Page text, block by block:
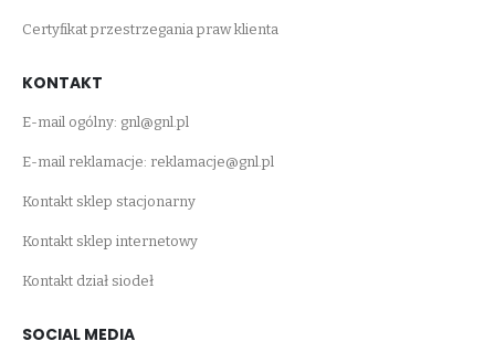
Certyfikat przestrzegania praw klienta
KONTAKT
E-mail ogólny: gnl@gnl.pl
E-mail reklamacje: reklamacje@gnl.pl
Kontakt sklep stacjonarny
Kontakt sklep internetowy
Kontakt dział siodeł
SOCIAL MEDIA